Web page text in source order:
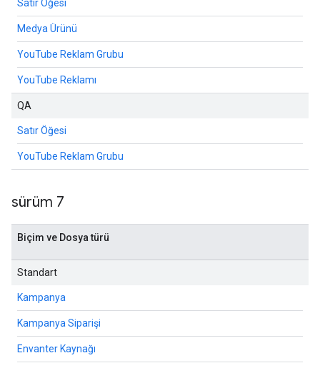
Satır Öğesi
Medya Ürünü
YouTube Reklam Grubu
YouTube Reklamı
QA
Satır Öğesi
YouTube Reklam Grubu
sürüm 7
Biçim ve Dosya türü
Standart
Kampanya
Kampanya Siparişi
Envanter Kaynağı